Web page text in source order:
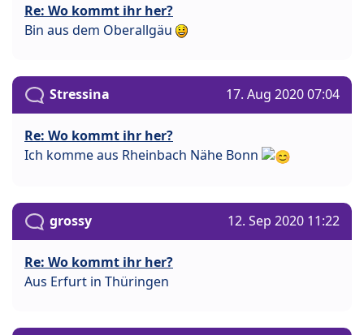
Re: Wo kommt ihr her?
Bin aus dem Oberallgäu
Stressina 17. Aug 2020 07:04
Re: Wo kommt ihr her?
Ich komme aus Rheinbach Nähe Bonn
grossy 12. Sep 2020 11:22
Re: Wo kommt ihr her?
Aus Erfurt in Thüringen